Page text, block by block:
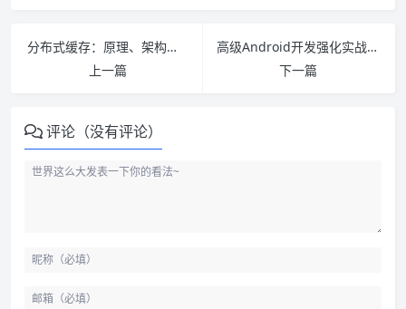
分布式缓存：原理、架构及GO语言实现 PDF下载
上一篇
高级Android开发强化实战 PDF下载
下一篇
评论（没有评论）